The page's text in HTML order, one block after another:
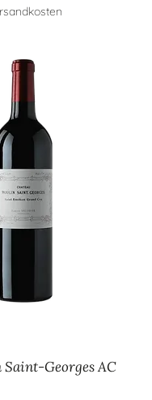
Georges AC